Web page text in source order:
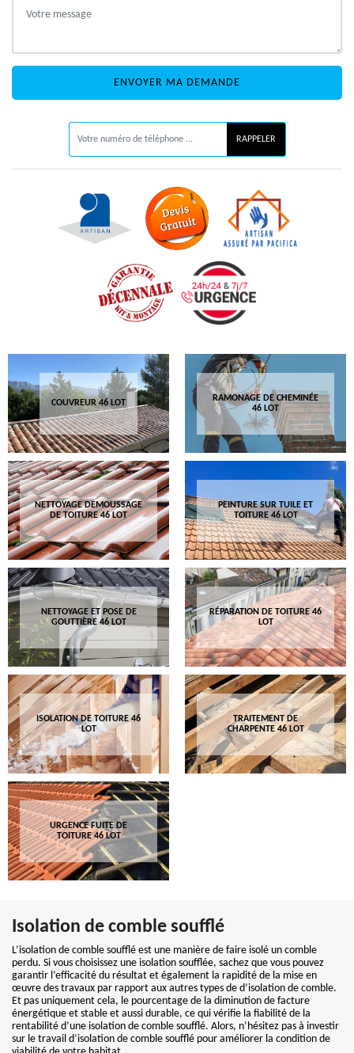
COUVREUR 46 LOT
RAMONAGE DE CHEMINÉE
46 LOT
NETTOYAGE DEMOUSSAGE
DE TOITURE 46 LOT
PEINTURE SUR TUILE ET
TOITURE 46 LOT
NETTOYAGE ET POSE DE
GOUTTIÈRE 46 LOT
RÉPARATION DE TOITURE 46
LOT
ISOLATION DE TOITURE 46
LOT
TRAITEMENT DE
CHARPENTE 46 LOT
URGENCE FUITE DE
TOITURE 46 LOT
Isolation de comble soufflé
L’isolation de comble soufflé est une manière de faire isolé un comble
perdu. Si vous choisissez une isolation soufflée, sachez que vous pouvez
garantir l’efficacité du résultat et également la rapidité de la mise en
œuvre des travaux par rapport aux autres types de d’isolation de comble.
Et pas uniquement cela, le pourcentage de la diminution de facture
énergétique et stable et aussi durable, ce qui vérifie la fiabilité de la
rentabilité d’une isolation de comble soufflé. Alors, n’hésitez pas à investir
sur le travail d’isolation de comble soufflé pour améliorer la condition de